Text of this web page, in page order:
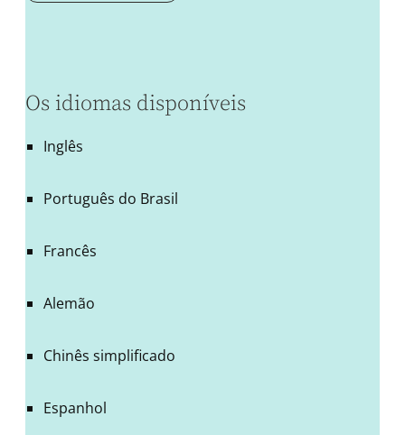
Os idiomas disponíveis
Inglês
Português do Brasil
Francês
Alemão
Chinês simplificado
Espanhol